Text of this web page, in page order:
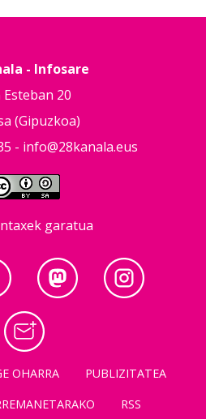
- Infosare
Esteban 20
(Gipuzkoa)
- info@28kanala.eus
garatua
OHARRA
PUBLIZITATEA
RSS